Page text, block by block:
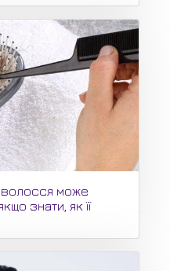
волосся може
знати, як її